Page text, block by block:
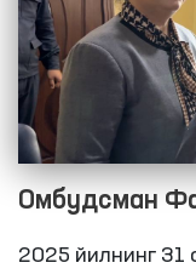
эркаклар интернат уйида
яратилган
мониторинг
Омбудсман
2025 йилнинг 31